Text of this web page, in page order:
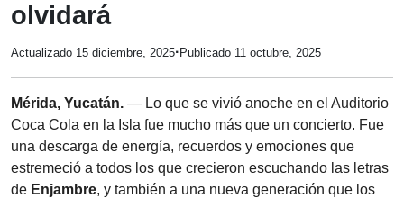
olvidará
Actualizado 15 diciembre, 2025·Publicado 11 octubre, 2025
Mérida, Yucatán. — Lo que se vivió anoche en el Auditorio
Coca Cola en la Isla fue mucho más que un concierto. Fue
una descarga de energía, recuerdos y emociones que
estremeció a todos los que crecieron escuchando las letras
de Enjambre, y también a una nueva generación que los